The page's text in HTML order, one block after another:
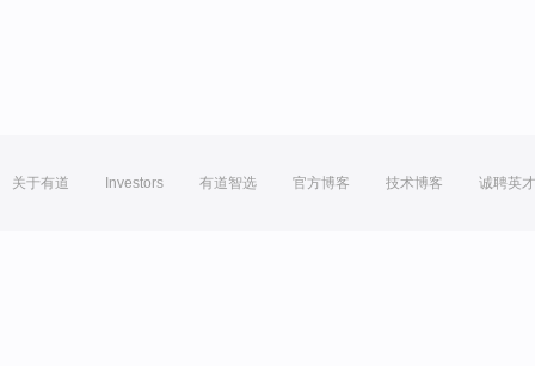
关于有道 Investors 有道智选 官方博客 技术博客 诚聘英才